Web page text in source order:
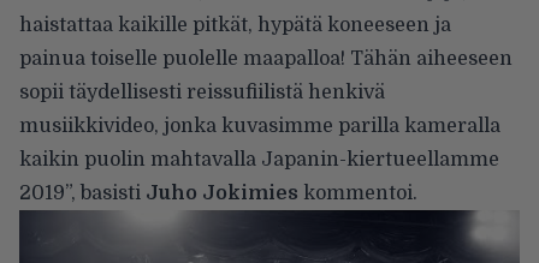
haistattaa kaikille pitkät, hypätä koneeseen ja
painua toiselle puolelle maapalloa! Tähän aiheeseen
sopii täydellisesti reissufiilistä henkivä
musiikkivideo, jonka kuvasimme parilla kameralla
kaikin puolin mahtavalla Japanin-kiertueellamme
2019”, basisti Juho Jokimies kommentoi.